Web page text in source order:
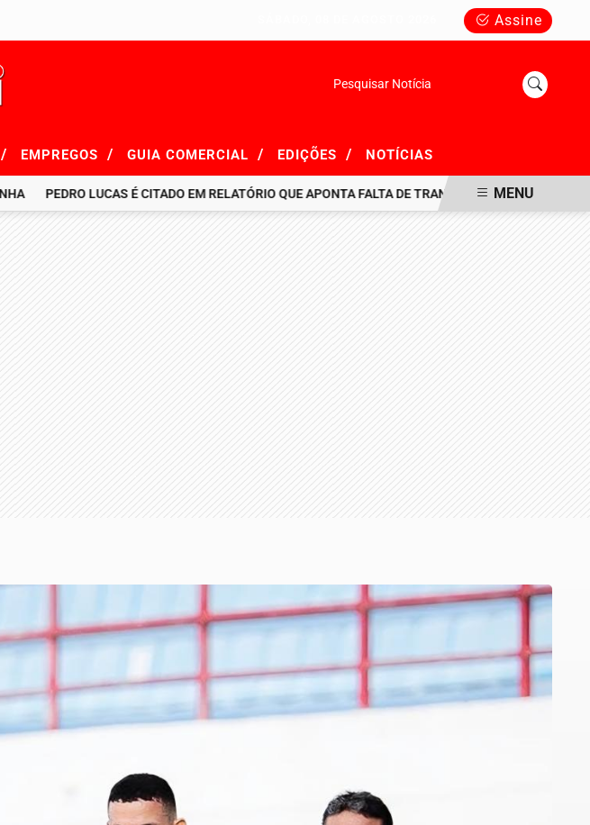
Assine
Pesquisar Notícia
/ EMPREGOS / GUIA COMERCIAL / EDIÇÕES / NOTÍCIAS
PEDRO LUCAS É CITADO EM RELATÓRIO QUE APONTA FALTA DE TRANSPARÊNCIA EM R$ 716
MENU